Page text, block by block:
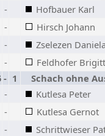
-
Hofbauer Karl
-
Hirsch Johann
-
Zselezen
-
Feldhofer
- 1
Schach ohne
-
Kutlesa Peter
-
Kutlesa Gernot
-
Schrittwieser